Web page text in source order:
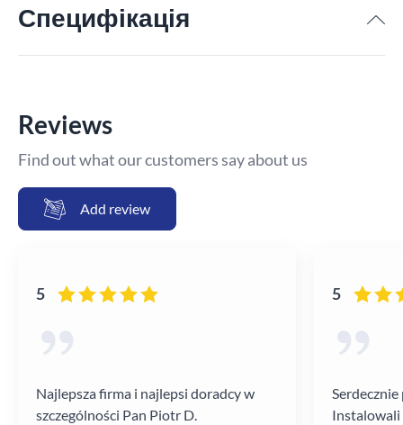
Специфікація
Reviews
Find out what our customers say about us
Add review
5
Najlepsza firma i najlepsi doradcy w
szczególności Pan Piotr D.
5
Instalowali